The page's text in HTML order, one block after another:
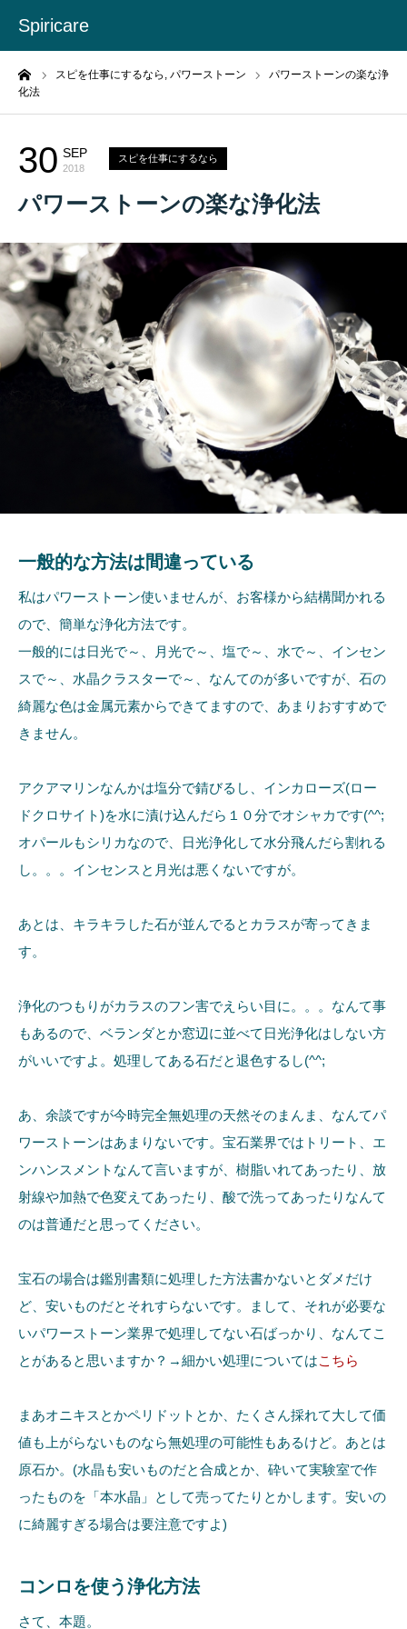
Spiricare
スピを仕事にするなら, パワーストーン
パワーストーンの楽な浄
化法
30 SEP
2018
スピを仕事にするなら
パワーストーンの楽な浄化法
一般的な方法は間違っている
私はパワーストーン使いませんが、お客様から結構聞かれる
ので、簡単な浄化方法です。
一般的には日光で～、月光で～、塩で～、水で～、インセン
スで～、水晶クラスターで～、なんてのが多いですが、石の
綺麗な色は金属元素からできてますので、あまりおすすめで
きません。
アクアマリンなんかは塩分で錆びるし、インカローズ(ロー
ドクロサイト)を水に漬け込んだら１０分でオシャカです(^^;
オパールもシリカなので、日光浄化して水分飛んだら割れる
し。。。インセンスと月光は悪くないですが。
あとは、キラキラした石が並んでるとカラスが寄ってきま
す。
浄化のつもりがカラスのフン害でえらい目に。。。なんて事
もあるので、ベランダとか窓辺に並べて日光浄化はしない方
がいいですよ。処理してある石だと退色するし(^^;
あ、余談ですが今時完全無処理の天然そのまんま、なんてパ
ワーストーンはあまりないです。宝石業界ではトリート、エ
ンハンスメントなんて言いますが、樹脂いれてあったり、放
射線や加熱で色変えてあったり、酸で洗ってあったりなんて
のは普通だと思ってください。
宝石の場合は鑑別書類に処理した方法書かないとダメだけ
ど、安いものだとそれすらないです。まして、それが必要な
いパワーストーン業界で処理してない石ばっかり、なんてこ
とがあると思いますか？→細かい処理についてはこちら
まあオニキスとかペリドットとか、たくさん採れて大して価
値も上がらないものなら無処理の可能性もあるけど。あとは
原石か。(水晶も安いものだと合成とか、砕いて実験室で作
ったものを「本水晶」として売ってたりとかします。安いの
に綺麗すぎる場合は要注意ですよ)
コンロを使う浄化方法
さて、本題。